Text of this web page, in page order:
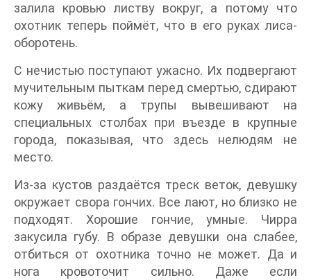
залила кровью листву вокруг, а потому что
охотник теперь поймёт, что в его руках лиса-
оборотень.
С нечистью поступают ужасно. Их подвергают
мучительным пыткам перед смертью, сдирают
кожу живьём, а трупы вывешивают на
специальных столбах при въезде в крупные
города, показывая, что здесь нелюдям не
место.
Из-за кустов раздаётся треск веток, девушку
окружает свора гончих. Все лают, но близко не
подходят. Хорошие гончие, умные. Чирра
закусила губу. В образе девушки она слабее,
отбиться от охотника точно не может. Да и
нога кровоточит сильно. Даже если